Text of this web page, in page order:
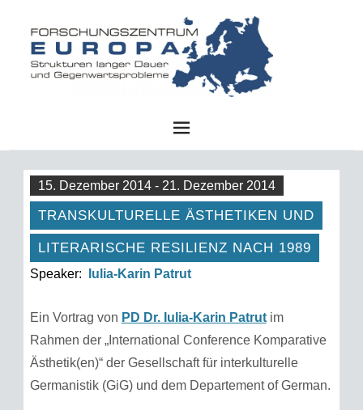
15. Dezember 2014 - 21. Dezember 2014
TRANSKULTURELLE ÄSTHETIKEN UND
LITERARISCHE RESILIENZ NACH 1989
Speaker: Iulia-Karin Patrut
Ein Vortrag von PD Dr. Iulia-Karin Patrutim
Rahmen der „International Conference Komparative
Ästhetik(en)“ der Gesellschaft für interkulturelle
Germanistik (GiG) und dem Departement of German.